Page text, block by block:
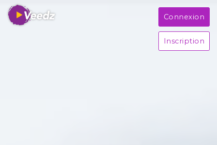
Connexion
Inscription